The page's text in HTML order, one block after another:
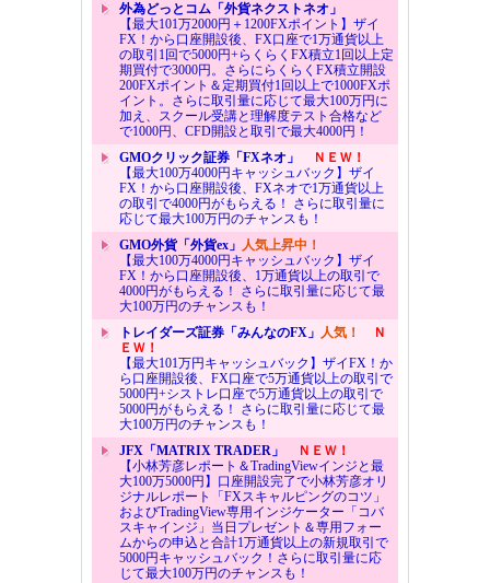
外為どっとコム「外貨ネクストネオ」
【最大101万2000円＋1200FXポイント】ザイ
FX！から口座開設後、FX口座で1万通貨以上
の取引1回で5000円+らくらくFX積立1回以上定
期買付で3000円。さらにらくらくFX積立開設
200FXポイント＆定期買付1回以上で1000FXポ
イント。さらに取引量に応じて最大100万円に
加え、スクール受講と理解度テスト合格など
で1000円、CFD開設と取引で最大4000円！
GMOクリック証券「FXネオ」
ＮＥＷ！
【最大100万4000円キャッシュバック】ザイ
FX！から口座開設後、FXネオで1万通貨以上
の取引で4000円がもらえる！ さらに取引量に
応じて最大100万円のチャンスも！
GMO外貨「外貨ex」 人気上昇中！
【最大100万4000円キャッシュバック】ザイ
FX！から口座開設後、1万通貨以上の取引で
4000円がもらえる！ さらに取引量に応じて最
大100万円のチャンスも！
トレイダーズ証券「みんなのFX」 人気！
Ｎ
ＥＷ！
【最大101万円キャッシュバック】ザイFX！か
ら口座開設後、FX口座で5万通貨以上の取引で
5000円+シストレ口座で5万通貨以上の取引で
5000円がもらえる！ さらに取引量に応じて最
大100万円のチャンスも！
JFX「MATRIX TRADER」
ＮＥＷ！
【小林芳彦レポート＆TradingViewインジと最
大100万5000円】口座開設完了で小林芳彦オリ
ジナルレポート「FXスキャルピングのコツ」
およびTradingView専用インジケーター「コバ
スキャインジ」当日プレゼント＆専用フォー
ムからの申込と合計1万通貨以上の新規取引で
5000円キャッシュバック！さらに取引量に応
じて最大100万円のチャンスも！